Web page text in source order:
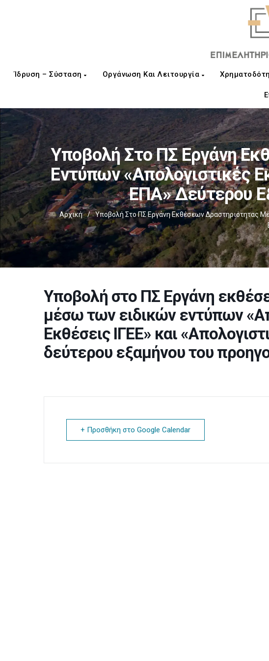
Ίδρυση – Σύσταση Οργάνωση Και Λειτουργία
Υποβολή Στο ΠΣ Εργάνη
Εντύπων «Απολογιστικές
ΕΠΑ» Δεύτερου
Αρχική /
Υποβολή Στο ΠΣ Εργάνη Εκθέσεων Δραστηριότητας
Υποβολή στο ΠΣ Εργάνη
μέσω των ειδικών εντύπων
Εκθέσεις ΙΓΕΕ» και
δεύτερου εξαμήνου του
+ Προσθήκη στο Google Calendar